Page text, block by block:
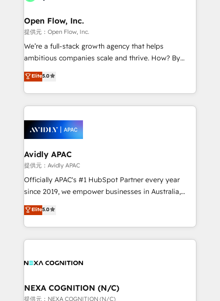
and Amsterdam. Elixir is a first mover and leader
when it comes to HubSpot sales and service
implementations, highly renowned for our business
acumen, process (re-)design experience and a
integrate HubSpot with complex solutions like SAP,
MicroSoft, custom solutions,... Our company also has
Retail execution, CPQ, customer portals and
HubSpot CMS developments. And we're champions
Open Flow, Inc.
提供元：Open Flow, Inc.
We’re a full-stack growth agency that helps
ambitious companies scale and thrive. How? By
upgrading and streamlining every single revenue-
generating aspect of your business. We’re proud
HubSpot Elite Solutions Partners and devout CRM
nerds who can harness HubSpot’s custom digital
experience. Working hand-in-hand with your team,
we’ll assemble a RevOps machine that drives more
traffic, generates better leads and crushes your
revenue goals. We've worked with thousands of
HubSpot customers and we'd love to work with you
too! Clients come to us for: Advanced CRM solutions
HubSpot Data System Migrations between systems
to HubSpot New lead generation strategies Time-
Elite5.0
Avidly APAC
提供元：Avidly APAC
Officially APAC's #1 HubSpot Partner every year
since 2019, we empower businesses in Australia,
New Zealand, and globally to realise their full
potential through enterprise HubSpot CRM
implementation. And we deliver best practice across
the whole HubSpot platform, covering marketing,
all businesses, from start-up to Enterprise, and have
the world. Our human approach to digital
transformation is designed for businesses who want
Elite5.0
NEXA COGNITION (N/C)
提供元：NEXA COGNITION (N/C)